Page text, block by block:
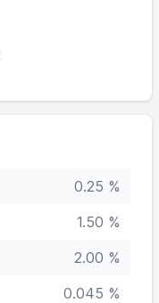
0.25 %
1.50 %
2.00 %
0.045 %